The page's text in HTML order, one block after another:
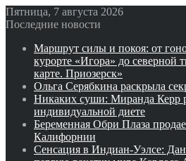
Пятница, 7 августа 2026
Последние новости
Маршрут силы и покоя: от
курорте «Игора» до северной
карте. Приозерск»
Ольга Серябкина раскрыла
Никаких суши: Миранда Керр
индивидуальной диете
Беременная Обри Плаза
Калифорнии
Сенсация в Индиан‑Уэлсе: